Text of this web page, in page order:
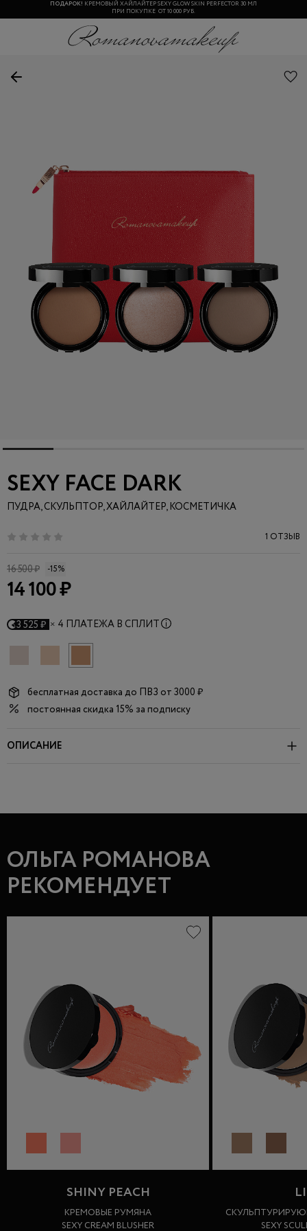
ПОДАРОК! КРЕМОВЫЙ ХАЙЛАЙТЕР SEXY GLOW SKIN PERFECTOR 30 МЛ
ПРИ ПОКУПКЕ ОТ 10 000 РУБ.
SEXY FACE DARK
ПУДРА, СКУЛЬПТОР, ХАЙЛАЙТЕР, КОСМЕТИЧКА
1 ОТЗЫВ
16 500 ₽ -15%
14 100 ₽
3 525 ₽ × 4 ПЛАТЕЖА В СПЛИТ
бесплатная доставка до ПВЗ от 3000 ₽
постоянная скидка 15% за подписку
ОПИСАНИЕ
ОЛЬГА РОМАНОВА
РЕКОМЕНДУЕТ
SHINY PEACH
КРЕМОВЫЕ РУМЯНА
SEXY CREAM BLUSHER
SEXY